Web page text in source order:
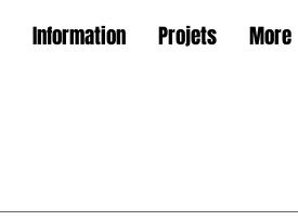
Information Projets More